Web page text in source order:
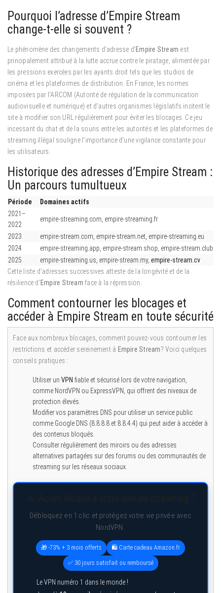
Pourquoi l’adresse d’Empire Stream
change-t-elle si souvent ?
Le phénomène des changements d’adresse d’Empire Stream est
principalement attribué à la lutte accrue contre le piratage, alimentée par
les pressions exercées par les ayants droit tels que les studios de
cinéma et les plateformes de distribution. En France, les normes
imposées par l’ARCOM (Autorité de régulation de la communication
audiovisuelle et numérique) et d’autres organismes législatifs incitent le
site à modifier son URL régulièrement pour éviter les blocages. Ce jeu
incessant du chat et de la souris entre les autorités et les plateformes de
streaming illégal souligne l’importance d’une vigilance constante pour
les utilisateurs.
Historique des adresses d’Empire Stream :
Un parcours tumultueux
Période
Domaines actifs
2021–
2022
empire-streaming.com, empire-streaming.fr
2023
empire-stream.com, empire-stream.net, empire-streaming.eu
2024
empire-streaming.app, empire-stream.shop, empire-stream.club
2025
empire-streaming.us, empire-stream.my, empire-stream.cv
Cette liste d’adresses successives atteste de la longévité et de la
résilience d’Empire Stream face à la répression.
Comment contourner les blocages et
accéder à Empire Stream en toute sécurité
Face aux nombreux blocages, comment pouvez-vous contourner les
restrictions et accéder sereinement à Empire Stream? Voici quelques
conseils pratiques :
Utiliser un VPN fiable et sécurisé lors de votre navigation,
comme NordVPN ou ExpressVPN, qui offrent des niveaux de
protection élevés.
Modifier vos paramètres DNS pour utiliser un service public
comme Google DNS (8.8.8.8 et 8.8.4.4) qui peut aider à accéder à
des contenus bloqués.
Consulter régulièrement des miroirs ou des adresses
alternatives partagées sur des forums ou des communautés de
streaming sur les réseaux sociaux.
Débloquez en 1 clic et protégez votre vie privée avec
NordVPN.
🎁 -73% + 3 mois offerts 🛍️ Carte cadeau Amazon.fr
✅ 30 jours satisfait ou remboursé
Le VPN numéro 1 dans le monde !